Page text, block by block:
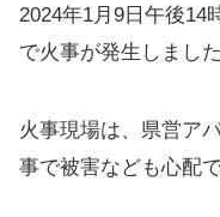
2024年1月9日午後14
で火事が発生しました
火事現場は、県営ア
事で被害なども心配で